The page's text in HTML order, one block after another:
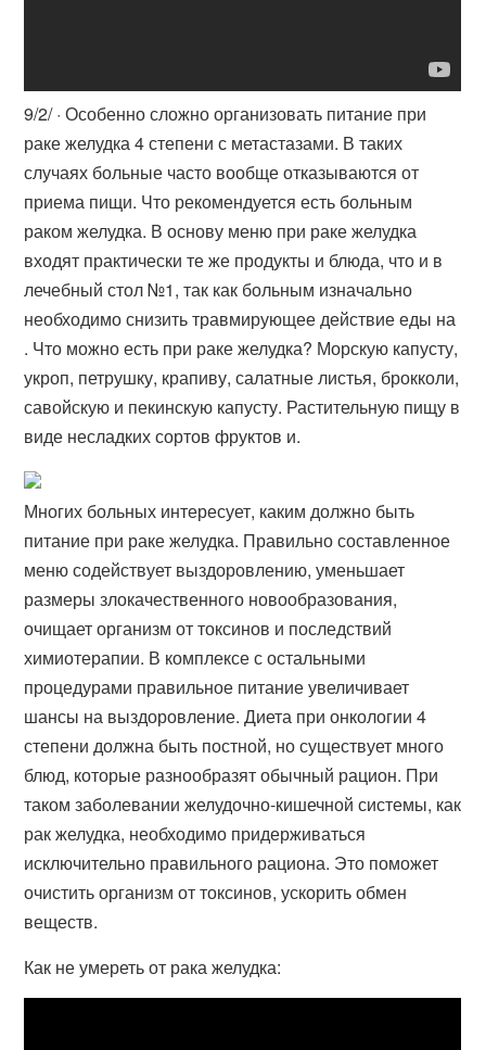
9/2/ · Особенно сложно организовать питание при
раке желудка 4 степени с метастазами. В таких
случаях больные часто вообще отказываются от
приема пищи. Что рекомендуется есть больным
раком желудка. В основу меню при раке желудка
входят практически те же продукты и блюда, что и в
лечебный стол №1, так как больным изначально
необходимо снизить травмирующее действие еды на
. Что можно есть при раке желудка? Морскую капусту,
укроп, петрушку, крапиву, салатные листья, брокколи,
савойскую и пекинскую капусту. Растительную пищу в
виде несладких сортов фруктов и.
Многих больных интересует, каким должно быть
питание при раке желудка. Правильно составленное
меню содействует выздоровлению, уменьшает
размеры злокачественного новообразования,
очищает организм от токсинов и последствий
химиотерапии. В комплексе с остальными
процедурами правильное питание увеличивает
шансы на выздоровление. Диета при онкологии 4
степени должна быть постной, но существует много
блюд, которые разнообразят обычный рацион. При
таком заболевании желудочно-кишечной системы, как
рак желудка, необходимо придерживаться
исключительно правильного рациона. Это поможет
очистить организм от токсинов, ускорить обмен
веществ.
Как не умереть от рака желудка: